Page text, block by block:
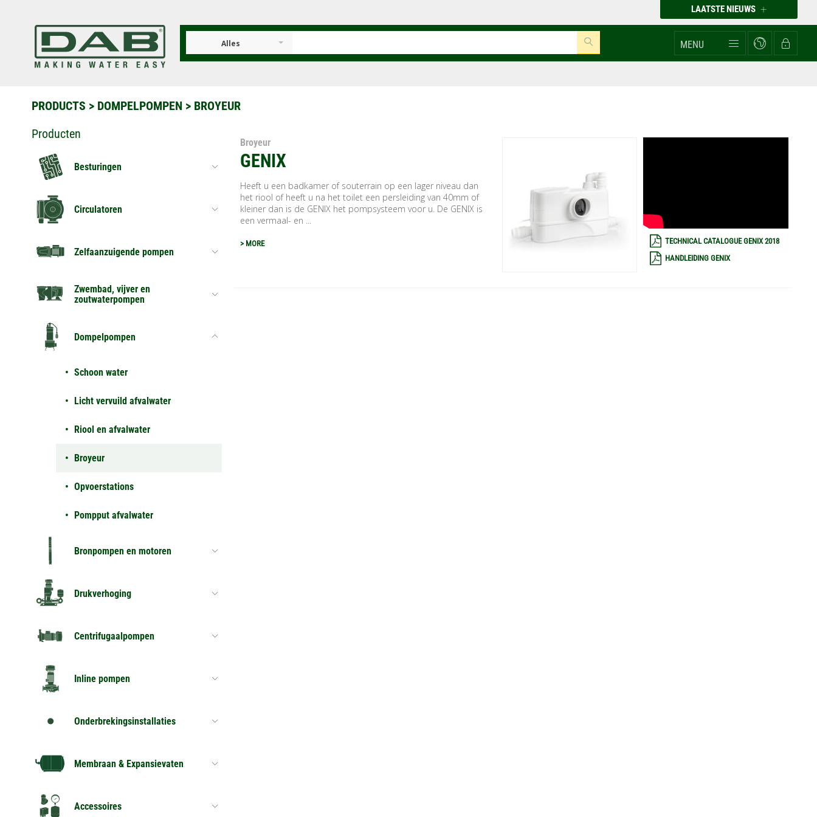
LAATSTE NIEUWS
Alles MENU
PRODUCTS > DOMPELPOMPEN > BROYEUR
Producten
Besturingen
Circulatoren
Zelfaanzuigende pompen
Zwembad, vijver en
zoutwaterpompen
Dompelpompen
Schoon water
Licht vervuild afvalwater
Riool en afvalwater
Broyeur
Opvoerstations
Pompput afvalwater
Bronpompen en motoren
Drukverhoging
Centrifugaalpompen
Inline pompen
Onderbrekingsinstallaties
Membraan & Expansievaten
Accessoires
Broyeur
GENIX
Heeft u een badkamer of souterrain op een lager niveau dan
het riool of heeft u na het toilet een persleiding van 40mm of
kleiner dan is de GENIX het pompsysteem voor u. De GENIX is
een ver­maal- en ...
> MORE
TECHNICAL CATALOGUE GENIX 2018
HANDLEIDING GENIX